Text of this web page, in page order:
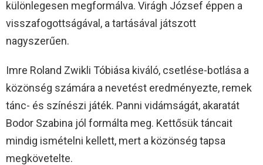
különlegesen megformálva. Virágh József éppen a
visszafogottságával, a tartásával játszott
nagyszerűen.
Imre Roland Zwikli Tóbiása kiváló, csetlése-botlása a
közönség számára a nevetést eredményezte, remek
tánc- és színészi játék. Panni vidámságát, akaratát
Bodor Szabina jól formálta meg. Kettősük táncait
mindig ismételni kellett, mert a közönség tapsa
megkövetelte.